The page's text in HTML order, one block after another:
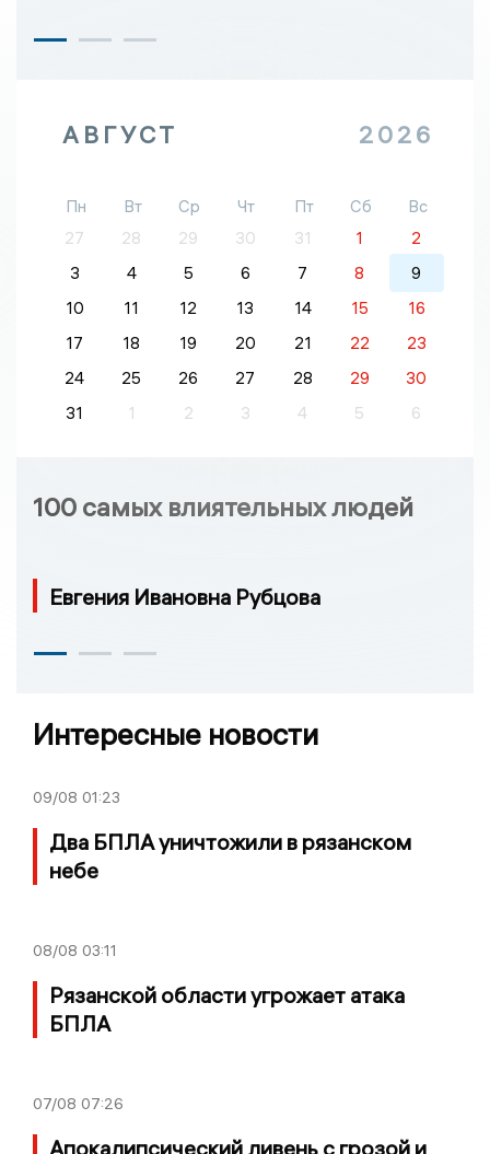
АВГУСТ 2026
Пн Вт Ср Чт Пт Сб
Вс
27
28 29 30 31 1
2
3
4 5 6 7 8
9
10
11 12 13 14 15
16
17
18 19 20 21 22
23
24
25 26 27 28 29
30
31
1 2 3 4 5 6
100 самых влиятельных людей
Евгения Ивановна Рубцова
Интересные новости
09/08 01:23
Два БПЛА уничтожили в рязанском
небе
08/08 03:11
Рязанской области угрожает атака
БПЛА
07/08 07:26
Апокалипсический ливень с грозой и